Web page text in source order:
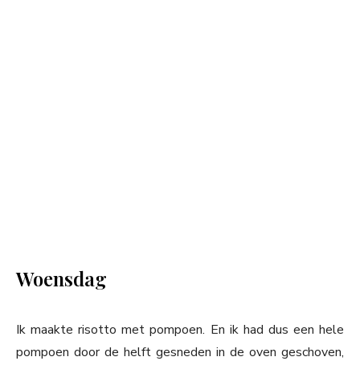
Woensdag
Ik maakte risotto met pompoen. En ik had dus een hele
pompoen door de helft gesneden in de oven geschoven,